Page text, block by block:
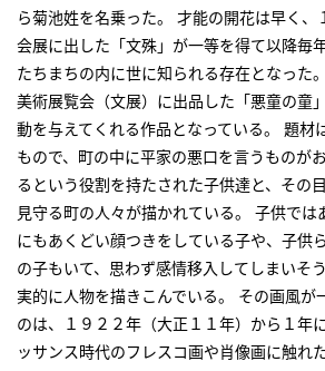
ら菊池姓を名乗った。 才能の開花は早く、
会展に出した「文殊」が一等を得て以降毎
たちまちの内に世に知られる存在となった
美術展覧会（文展）に出品した「悪童の童
動を与えてくれる作品となっている。 題材
もので、町の中に平家の悪口を言うものが
るという役割を持たされた子供達と、その
見守る町の人々が描かれている。 子供では
にもあくどい顔つきをしている子や、子供
の子もいて、思わず感情移入してしまいそ
実的に人物を描きこんでいる。 その画風が
のは、１９２２年（大正１１年）から１年
ッサンス時代のフレスコ画や肖像画に触れ